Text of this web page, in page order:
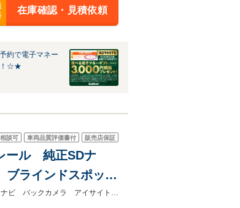
在庫確認・見積依頼
約で電子マネー
！☆★
談可 車両品質評価書付 販売店保証
ール 純正SDナ
ラインドスポット
ッド ビルトイン